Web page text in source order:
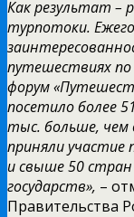
Как результат –
турпотоки.
путешествиях
форум
посетило более
тыс. больше, чем
приняли участие
и свыше 50 стран
государств», –
Правительства